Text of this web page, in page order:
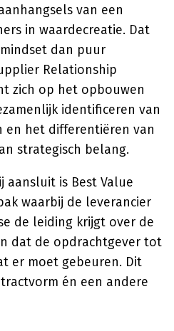
van een
in waardecreatie. Dat
dan puur
Relationship
zich op het opbouwen
identificeren van
en het differentiëren van
strategisch belang.
aansluit is Best Value
waarbij de leverancier
de leiding krijgt over de
dat de opdrachtgever tot
er moet gebeuren. Dit
én een andere